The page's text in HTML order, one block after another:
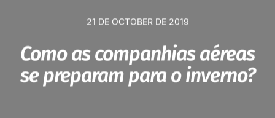
21 DE OCTOBER DE 2019
Como as companhias aéreas
se preparam para o inverno?